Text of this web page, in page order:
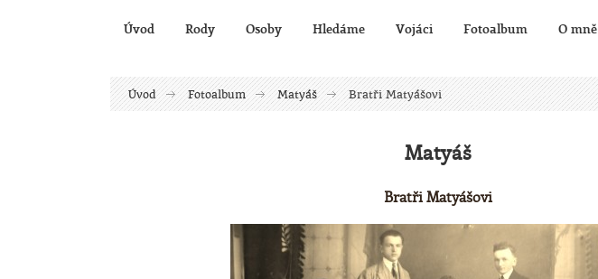
Úvod Rody Osoby Hledáme Vojáci Fotoalbum O mně
Úvod Fotoalbum Matyáš Bratři Matyášovi
Matyáš
Bratři Matyášovi